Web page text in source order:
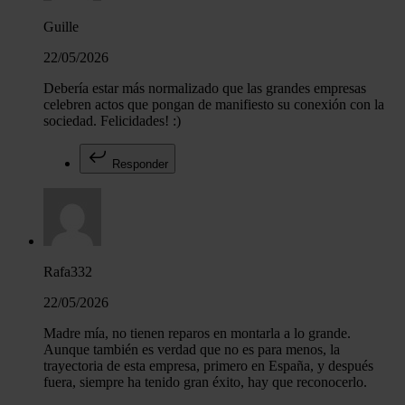
Guille
22/05/2026
Debería estar más normalizado que las grandes empresas
celebren actos que pongan de manifiesto su conexión con la
sociedad. Felicidades! :)
Responder
Rafa332
22/05/2026
Madre mía, no tienen reparos en montarla a lo grande.
Aunque también es verdad que no es para menos, la
trayectoria de esta empresa, primero en España, y después
fuera, siempre ha tenido gran éxito, hay que reconocerlo.